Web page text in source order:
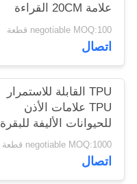
علامة 20CM القراءة
المدى لإدارة المزرعة
negotiable MOQ:100 قطعة
اتصال
TPU القابلة للاستمرار
TPU علامات الأذن
للحيوانات الأليفة للبقرة
الحليبية الإبل والخيول
negotiable MOQ:1000 قطعة
اتصال